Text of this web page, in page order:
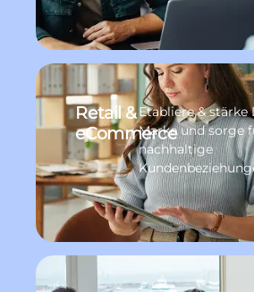
Retail &
eCommerce
Etabliere & stärke
Marke und sorge
nachhaltige